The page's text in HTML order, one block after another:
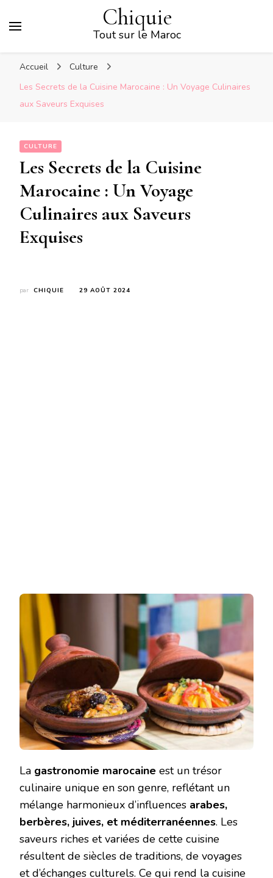
Chiquie
Tout sur le Maroc
Accueil
Culture
Les Secrets de la Cuisine Marocaine : Un Voyage Culinaires
aux Saveurs Exquises
CULTURE
Les Secrets de la Cuisine
Marocaine : Un Voyage
Culinaires aux Saveurs
Exquises
par CHIQUIE 29 AOÛT 2024
La gastronomie marocaine est un trésor
culinaire unique en son genre, reflétant un
mélange harmonieux d’influences arabes,
berbères, juives, et méditerranéennes. Les
saveurs riches et variées de cette cuisine
résultent de siècles de traditions, de voyages
et d’échanges culturels. Ce qui rend la cuisine